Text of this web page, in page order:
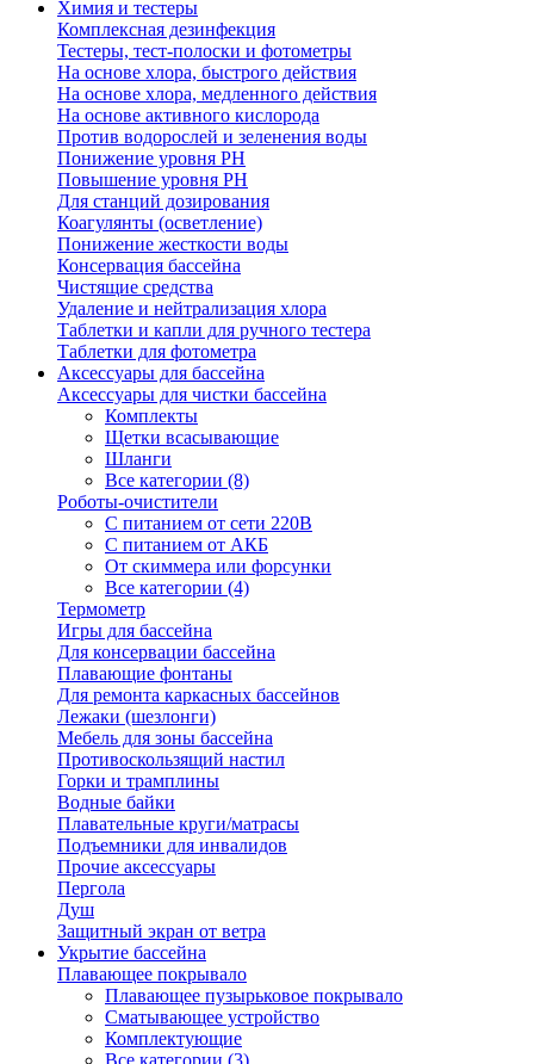
Химия и тестеры
Комплексная дезинфекция
Тестеры, тест-полоски и фотометры
На основе хлора, быстрого действия
На основе хлора, медленного действия
На основе активного кислорода
Против водорослей и зеленения воды
Понижение уровня РН
Повышение уровня РН
Для станций дозирования
Коагулянты (осветление)
Понижение жесткости воды
Консервация бассейна
Чистящие средства
Удаление и нейтрализация хлора
Таблетки и капли для ручного тестера
Таблетки для фотометра
Аксессуары для бассейна
Аксессуары для чистки бассейна
Комплекты
Щетки всасывающие
Шланги
Все категории (8)
Роботы-очистители
С питанием от сети 220В
С питанием от АКБ
От скиммера или форсунки
Все категории (4)
Термометр
Игры для бассейна
Для консервации бассейна
Плавающие фонтаны
Для ремонта каркасных бассейнов
Лежаки (шезлонги)
Мебель для зоны бассейна
Противоскользящий настил
Горки и трамплины
Водные байки
Плавательные круги/матрасы
Подъемники для инвалидов
Прочие аксессуары
Пергола
Душ
Защитный экран от ветра
Укрытие бассейна
Плавающее покрывало
Плавающее пузырьковое покрывало
Сматывающее устройство
Комплектующие
Все категории (3)